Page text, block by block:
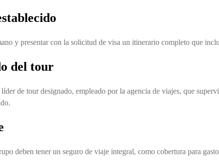
y presentar con la solicitud de visa un itinerario completo que
del tour
de tour designado, empleado por la agencia de viajes, que
deben tener un seguro de viaje integral, como cobertura para